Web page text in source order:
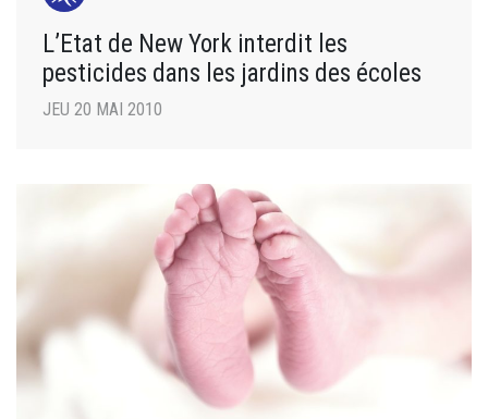
L’Etat de New York interdit les
pesticides dans les jardins des écoles
JEU 20 MAI 2010